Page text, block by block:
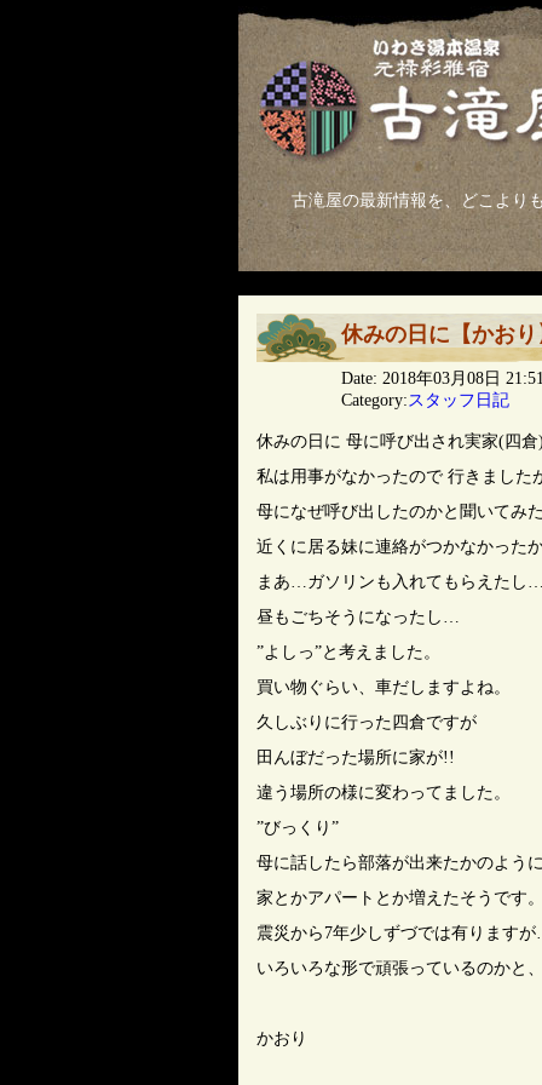
古滝屋の最新情報を、どこより
休みの日に【かおり
Date: 2018年03月08日 21:51
Category:スタッフ日記
休みの日に 母に呼び出され実家(四倉
私は用事がなかったので 行きました
母になぜ呼び出したのかと聞いてみ
近くに居る妹に連絡がつかなかった
まあ…ガソリンも入れてもらえたし…
昼もごちそうになったし…
”よしっ”と考えました。
買い物ぐらい、車だしますよね。
久しぶりに行った四倉ですが
田んぼだった場所に家が!!
違う場所の様に変わってました。
”びっくり”
母に話したら部落が出来たかのように
家とかアパートとか増えたそうです。
震災から7年少しずづでは有ります
いろいろな形で頑張っているのかと
かおり